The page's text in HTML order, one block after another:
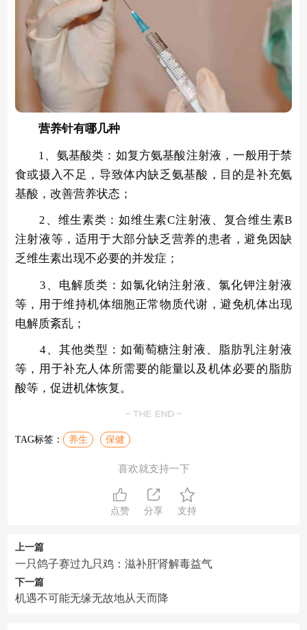
营养针有哪几种
1、氨基酸类：如复方氨基酸注射液，一般用于禁
食或摄入不足，导致体内缺乏氨基酸，目的是补充氨
基酸，改善营养状态；
2、维生素类：如维生素C注射液、复合维生素B
注射液等，适用于大部分缺乏营养的患者，避免因缺
乏维生素出现不必要的并发症；
3、电解质类：如氯化钠注射液、氯化钾注射液
等，用于维持机体细胞正常物质代谢，避免机体出现
电解质紊乱；
4、其他类型：如葡萄糖注射液、脂肪乳注射液
等，用于补充人体所需要的能量以及机体必要的脂肪
酸等，促进机体恢复。
TAG标签： 养生 保健
喜欢就支持一下
点赞 分享 支持
上一篇
一只鸽子赛过九只鸡：滋补肝肾解毒益气
下一篇
机遇不可能无缘无故地从天而降